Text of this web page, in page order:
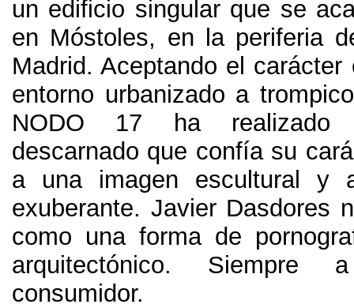
un edificio singular que se
en Móstoles, en la periferia
Madrid. Aceptando el
entorno urbanizado a
NODO 17 ha realizado
descarnado que confía su
a una imagen escultural y
exuberante. Javier Dasdores
como una forma de
arquitectónico.
consumidor.